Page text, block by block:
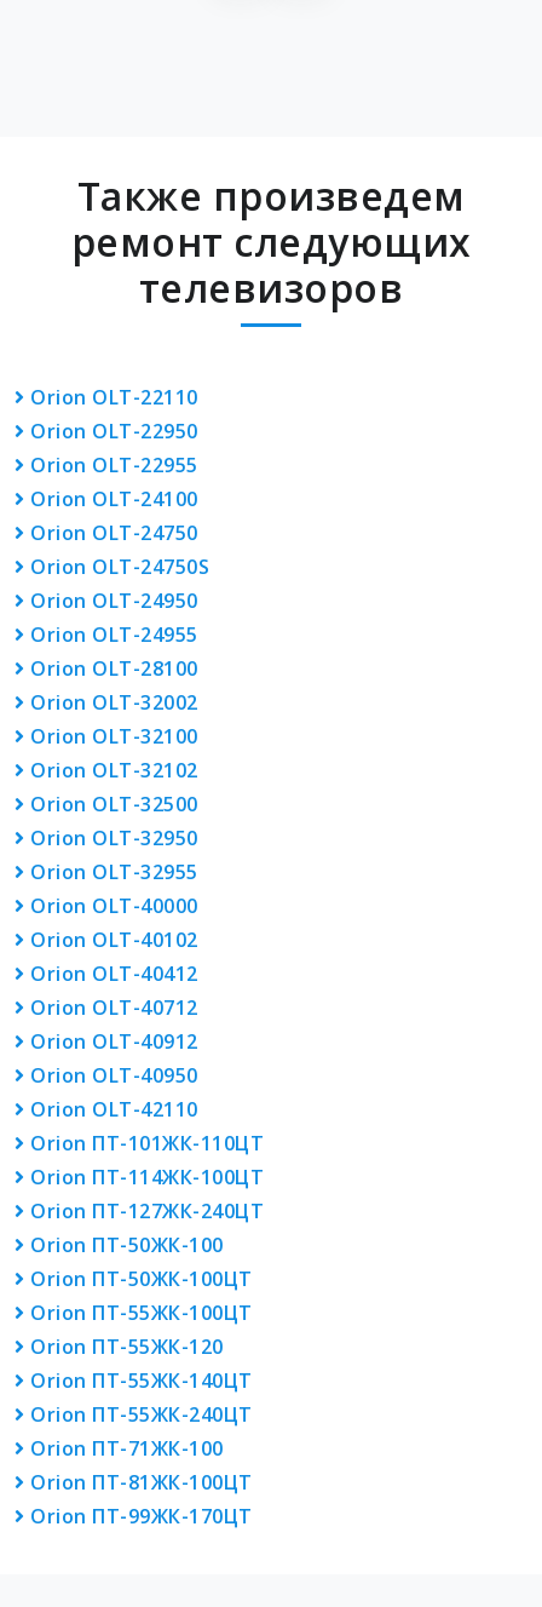
Также произведем
ремонт следующих
телевизоров
Orion OLT-22110
Orion OLT-22950
Orion OLT-22955
Orion OLT-24100
Orion OLT-24750
Orion OLT-24750S
Orion OLT-24950
Orion OLT-24955
Orion OLT-28100
Orion OLT-32002
Orion OLT-32100
Orion OLT-32102
Orion OLT-32500
Orion OLT-32950
Orion OLT-32955
Orion OLT-40000
Orion OLT-40102
Orion OLT-40412
Orion OLT-40712
Orion OLT-40912
Orion OLT-40950
Orion OLT-42110
Orion ПТ-101ЖК-110ЦТ
Orion ПТ-114ЖК-100ЦТ
Orion ПТ-127ЖК-240ЦТ
Orion ПТ-50ЖК-100
Orion ПТ-50ЖК-100ЦТ
Orion ПТ-55ЖК-100ЦТ
Orion ПТ-55ЖК-120
Orion ПТ-55ЖК-140ЦТ
Orion ПТ-55ЖК-240ЦТ
Orion ПТ-71ЖК-100
Orion ПТ-81ЖК-100ЦТ
Orion ПТ-99ЖК-170ЦТ